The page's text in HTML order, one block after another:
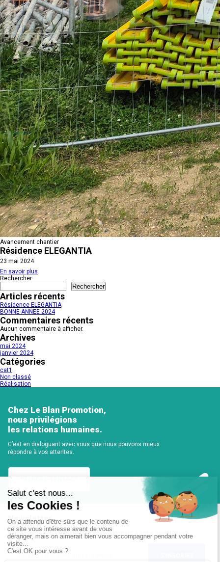
Avancement chantier
Résidence ELEGANTIA
23 mai 2024
En savoir plus
Rechercher
Rechercher
Articles récents
Résidence ELEGANTIA
BONNE ANNEE 2024
Commentaires récents
Aucun commentaire à afficher.
Archives
mai 2024
janvier 2024
Catégories
cat1
Non classé
Réalisation
Newsletter
Suivez toute notre actualité en vous abonnant à notre newsletter
Chez Le Blan Promotion,
nous privilégions
les relations humaines.
C’est en dialoguant avec vous que nous pouvons mieux
répondre à vos attentes.